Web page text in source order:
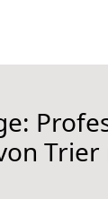
Trier